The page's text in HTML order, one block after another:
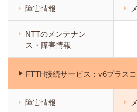
障害情報
NTTのメンテナン
ス・障害情報
FTTH接続サービス：v6プラス
障害情報